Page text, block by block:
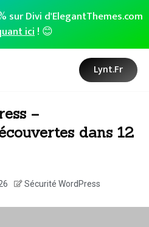
sur Divi d'ElegantThemes.com
ici! 😊
Lynt.fr
–
dans 12
Sécurité WordPress